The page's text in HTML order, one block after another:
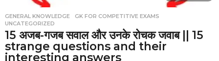
GENERAL KNOWLEDGE ,GK FOR COMPETITIVE EXAMS
UNCATEGORIZED
15 अजब-गजब सवाल और उनके रोचक जवाब || 15
strange questions and their
interesting answers